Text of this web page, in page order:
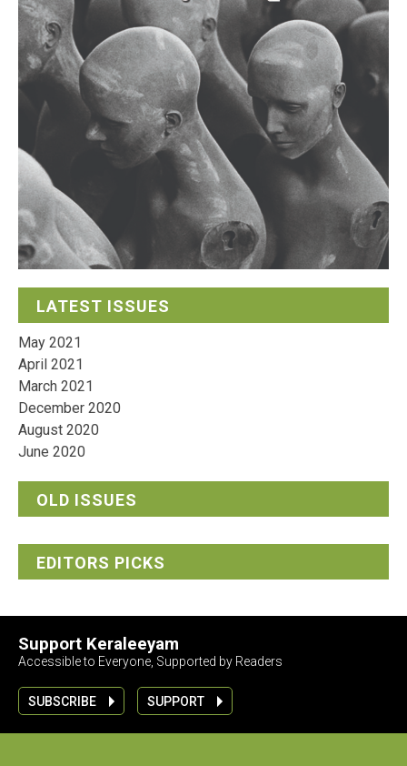
LATEST ISSUES
May 2021
April 2021
March 2021
December 2020
August 2020
June 2020
OLD ISSUES
EDITORS PICKS
Support Keraleeyam
Accessible to Everyone, Supported by Readers
SUBSCRIBE SUPPORT